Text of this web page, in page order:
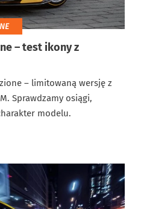
– test ikony z
– limitowaną wersję z
Sprawdzamy osiągi,
modelu.